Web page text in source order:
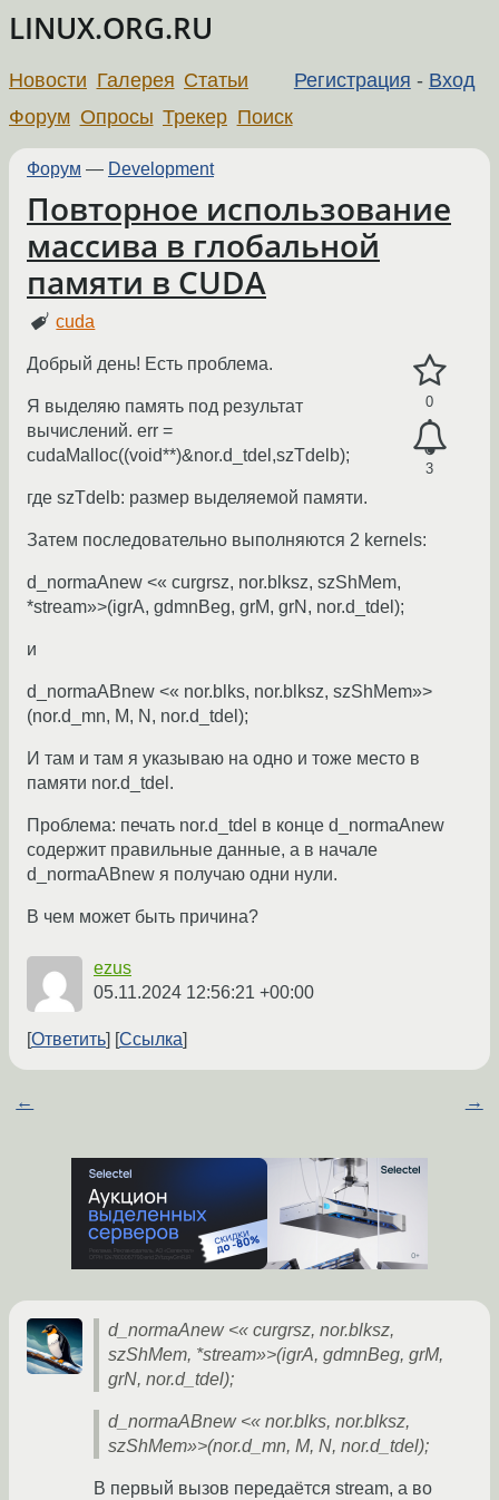
LINUX.ORG.RU
Регистрация - Вход
Новости Галерея Статьи
Форум Опросы Трекер Поиск
Форум — Development
Повторное использование
массива в глобальной
памяти в CUDA
cuda
0
3
Добрый день! Есть проблема.
Я выделяю память под результат
вычислений. err =
cudaMalloc((void**)&nor.d_tdel,szTdelb);
где szTdelb: размер выделяемой памяти.
Затем последовательно выполняются 2 kernels:
d_normaAnew <« curgrsz, nor.blksz, szShMem,
*stream»>(igrA, gdmnBeg, grM, grN, nor.d_tdel);
и
d_normaABnew <« nor.blks, nor.blksz, szShMem»>
(nor.d_mn, M, N, nor.d_tdel);
И там и там я указываю на одно и тоже место в
памяти nor.d_tdel.
Проблема: печать nor.d_tdel в конце d_normaAnew
содержит правильные данные, а в начале
d_normaABnew я получаю одни нули.
В чем может быть причина?
ezus
05.11.2024 12:56:21 +00:00
Ответить Ссылка
← →
d_normaAnew <« curgrsz, nor.blksz,
szShMem, *stream»>(igrA, gdmnBeg, grM,
grN, nor.d_tdel);
d_normaABnew <« nor.blks, nor.blksz,
szShMem»>(nor.d_mn, M, N, nor.d_tdel);
В первый вызов передаётся stream, а во